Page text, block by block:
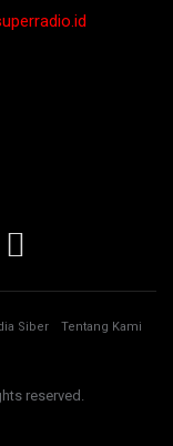
Siber
Tentang Kami
reserved.